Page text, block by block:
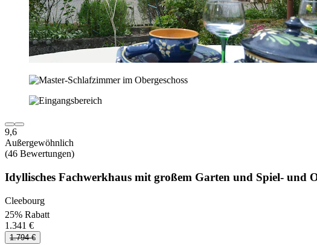
9,6
Außergewöhnlich
(46 Bewertungen)
Idyllisches Fachwerkhaus mit großem Garten und Spiel- und
Cleebourg
25% Rabatt
1.341 €
1.794 €